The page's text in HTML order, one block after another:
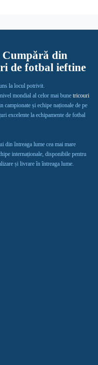
Cumpără din
de fotbal ieftine
la locul potrivit.
mondial al celor mai bune tricouri
campionate și echipe naționale de pe
excelente la echipamente de fotbal
din întreaga lume cea mai mare
internaționale, disponibile pentru
și livrare în întreaga lume.